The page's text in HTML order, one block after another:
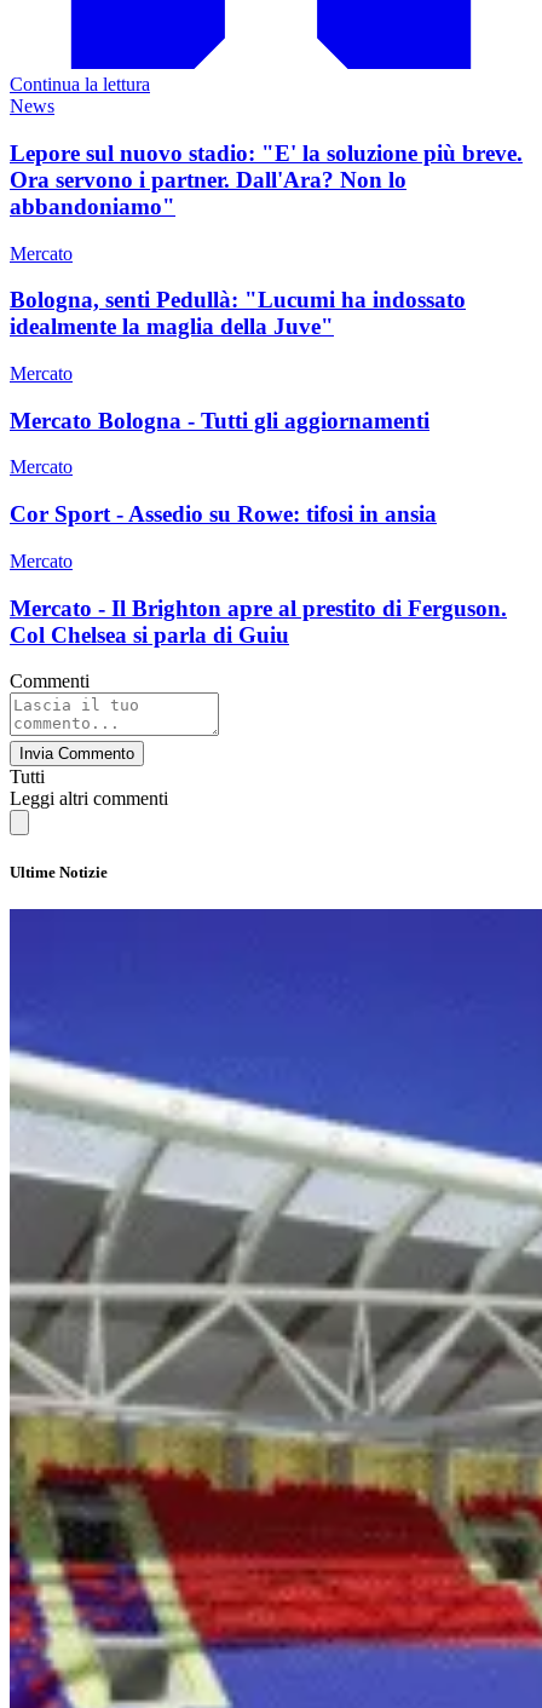
Continua la lettura
News
Lepore sul nuovo stadio: "E' la soluzione più breve.
Ora servono i partner. Dall'Ara? Non lo
abbandoniamo"
Mercato
Bologna, senti Pedullà: "Lucumi ha indossato
idealmente la maglia della Juve"
Mercato
Mercato Bologna - Tutti gli aggiornamenti
Mercato
Cor Sport - Assedio su Rowe: tifosi in ansia
Mercato
Mercato - Il Brighton apre al prestito di Ferguson.
Col Chelsea si parla di Guiu
Commenti
Invia Commento
Tutti
Leggi altri commenti
Ultime Notizie